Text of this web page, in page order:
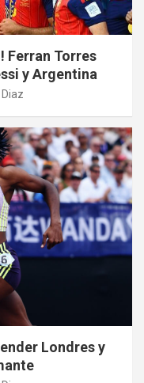
Ferran Torres
y Argentina
Londres y